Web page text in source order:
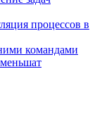
процессов в
командами